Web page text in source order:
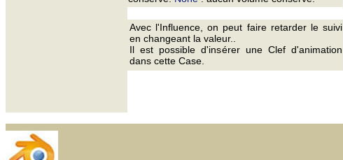
Avec l'Influence, on peut faire retarder le suivi
en changeant la valeur..
Il est possible d'insérer une Clef d'animation
dans cette Case.